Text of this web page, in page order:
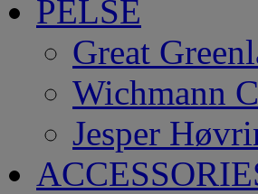
PELSE
Great
Wichmann
Jesper